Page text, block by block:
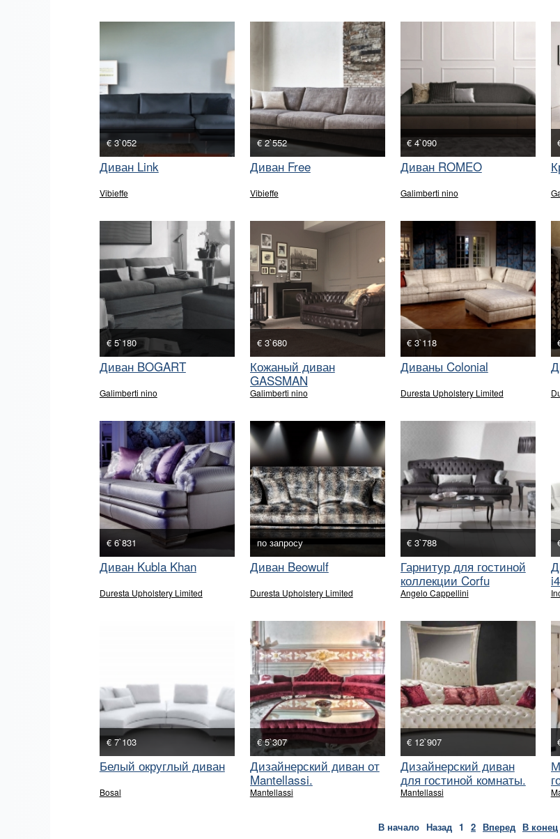
€ 3`052
Диван Link
Vibieffe
€ 2`552
Диван Free
Vibieffe
€ 4`090
Диван ROMEO
Galimberti nino
€ 5`180
Диван BOGART
Galimberti nino
€ 3`680
Кожаный диван
GASSMAN
Galimberti nino
€ 3`118
Диваны Colonial
Duresta Upholstery Limited
€ 6`831
Диван Kubla Khan
Duresta Upholstery Limited
по запросу
Диван Beowulf
Duresta Upholstery Limited
€ 3`788
Гарнитур для гостиной
коллекции Corfu
Angelo Cappellini
€ 7`103
Белый округлый диван
Bosal
€ 5`307
Дизайнерский диван от
Mantellassi.
Mantellassi
€ 12`907
Дизайнерский диван
для гостиной комнаты.
Mantellassi
В начало Назад 1 2 Вперед В конец